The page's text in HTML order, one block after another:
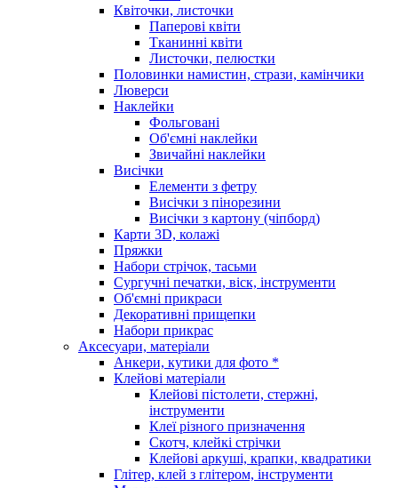
Квіточки, листочки
Паперові квіти
Тканинні квіти
Листочки, пелюстки
Половинки намистин, стрази, камінчики
Люверси
Наклейки
Фольговані
Об'ємні наклейки
Звичайні наклейки
Висічки
Елементи з фетру
Висічки з пінорезини
Висічки з картону (чіпборд)
Карти 3D, колажі
Пряжки
Набори стрічок, тасьми
Сургучні печатки, віск, інструменти
Об'ємні прикраси
Декоративні прищепки
Набори прикрас
Аксесуари, матеріали
Анкери, кутики для фото *
Клейові матеріали
Клейові пістолети, стержні,
інструменти
Клеї різного призначення
Скотч, клейкі стрічки
Клейові аркуші, крапки, квадратики
Глітер, клей з глітером, інструменти